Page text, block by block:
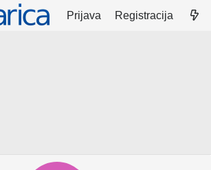
Prijava Registracija